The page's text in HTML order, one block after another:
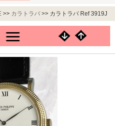
>> カラトラバ >> カラトラバ Ref 3919J